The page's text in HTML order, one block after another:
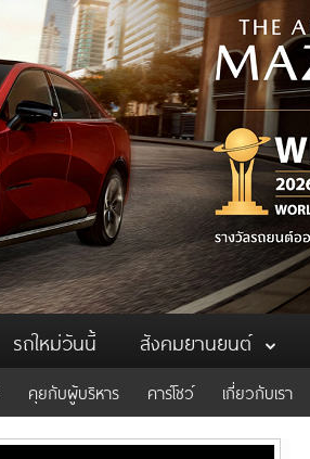
รถใหม่วันนี้ สังคมยานยนต์
คุยกับผู้บริหาร คาร์โชว์ เกี่ยวกับเรา